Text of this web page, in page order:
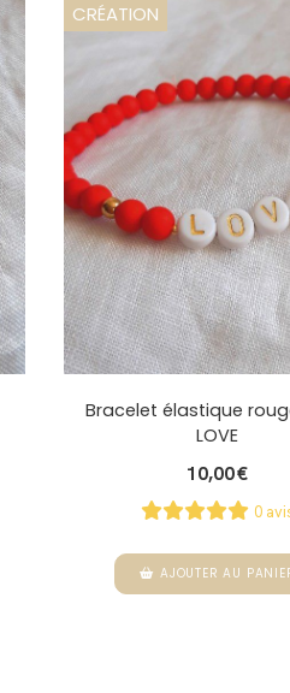
CRÉATION
Bracelet élastique
LOVE
10,00€
0
AJOUTER AU